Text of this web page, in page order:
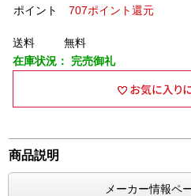
ポイント
707ポイント還元
送料
無料
在庫状況： 完売御礼
商品説明
メーカー情報ペ